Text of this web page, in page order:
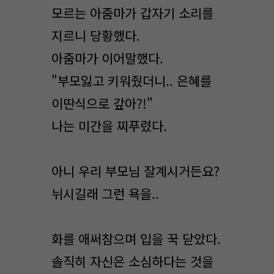
모르는 아줌마가 갑자기 소리를
지르니 당황했다.
아줌마가 이어말했다.
"부모잃고 키워줬더니.. 은혜를
이딴식으로 갚아?!"
나는 미간을 찌푸렸다.
아니 우리 부모님 잘계시거든요?
뉘시길래 그런 욕을..
화를 애써참으며 입을 꾹 닫았다.
솔직히 자신은 소심하다는 것을